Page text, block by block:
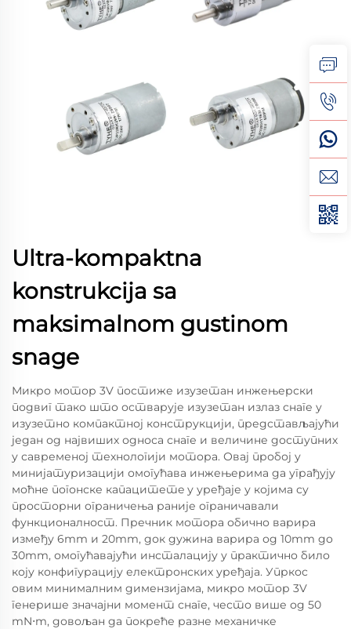
Ultra-kompaktna
konstrukcija sa
maksimalnom gustinom
snage
Микро мотор 3V постиже изузетан инжењерски
подвиг тако што остварује изузетан излаз снаге у
изузетно компактној конструкцији, представљајући
један од највиших односа снаге и величине доступних
у савременој технологији мотора. Овај пробој у
минијатуризацији омогућава инжењерима да уграђују
моћне погонске капацитетe у уређаје у којима су
просторни ограничења раније ограничавали
функционалност. Пречник мотора обично варира
између 6mm и 20mm, док дужина варира од 10mm до
30mm, омогућавајући инсталацију у практично било
коју конфигурацију електронских уређаја. Упркос
овим минималним димензијама, микро мотор 3V
генерише значајни момент снаге, често више од 50
mN⋅m, довољан да покреће разне механичке